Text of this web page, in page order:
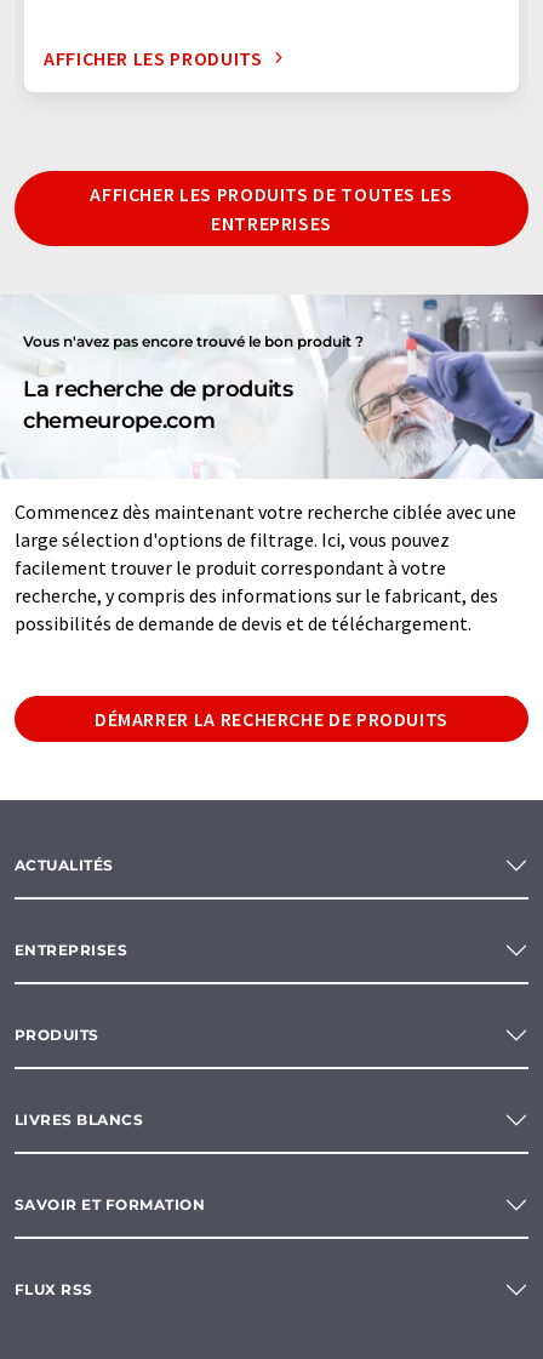
AFFICHER LES PRODUITS
AFFICHER LES PRODUITS DE TOUTES LES
ENTREPRISES
Vous n'avez pas encore trouvé le bon produit ?
La recherche de produits
chemeurope.com
Commencez dès maintenant votre recherche ciblée avec une
large sélection d'options de filtrage. Ici, vous pouvez
facilement trouver le produit correspondant à votre
recherche, y compris des informations sur le fabricant, des
possibilités de demande de devis et de téléchargement.
DÉMARRER LA RECHERCHE DE PRODUITS
ACTUALITÉS
ENTREPRISES
PRODUITS
LIVRES BLANCS
SAVOIR ET FORMATION
FLUX RSS